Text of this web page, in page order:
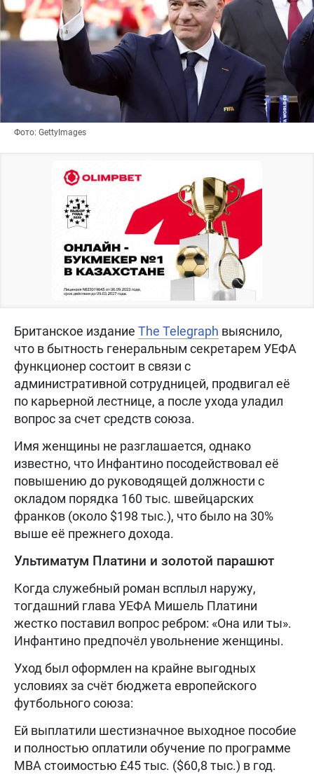
Фото: GettyImages
Британское издание The Telegraph выяснило,
что в бытность генеральным секретарем УЕФА
функционер состоит в связи с
административной сотрудницей, продвигал её
по карьерной лестнице, а после ухода уладил
вопрос за счет средств союза.
Имя женщины не разглашается, однако
известно, что Инфантино посодействовал её
повышению до руководящей должности с
окладом порядка 160 тыс. швейцарских
франков (около $198 тыс.), что было на 30%
выше её прежнего дохода.
Ультиматум Платини и золотой парашют
Когда служебный роман всплыл наружу,
тогдашний глава УЕФА Мишель Платини
жестко поставил вопрос ребром: «Она или ты».
Инфантино предпочёл увольнение женщины.
Уход был оформлен на крайне выгодных
условиях за счёт бюджета европейского
футбольного союза:
Ей выплатили шестизначное выходное пособие
и полностью оплатили обучение по программе
MBA стоимостью £45 тыс. ($60,8 тыс.) в год.